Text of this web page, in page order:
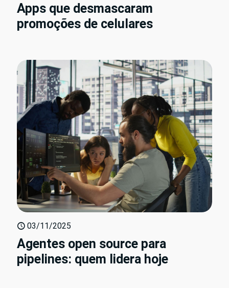
Apps que desmascaram
promoções de celulares
03/11/2025
Agentes open source para
pipelines: quem lidera hoje